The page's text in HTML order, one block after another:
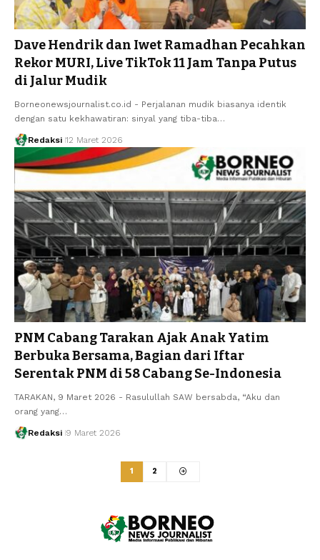
Dave Hendrik dan Iwet Ramadhan Pecahkan
Rekor MURI, Live TikTok 11 Jam Tanpa Putus
di Jalur Mudik
Borneonewsjournalist.co.id - Perjalanan mudik biasanya identik
dengan satu kekhawatiran: sinyal yang tiba-tiba…
Redaksi 12 Maret 2026
PNM Cabang Tarakan Ajak Anak Yatim
Berbuka Bersama, Bagian dari Iftar
Serentak PNM di 58 Cabang Se-Indonesia
TARAKAN, 9 Maret 2026 - Rasulullah SAW bersabda, “Aku dan
orang yang…
Redaksi 9 Maret 2026
1 2